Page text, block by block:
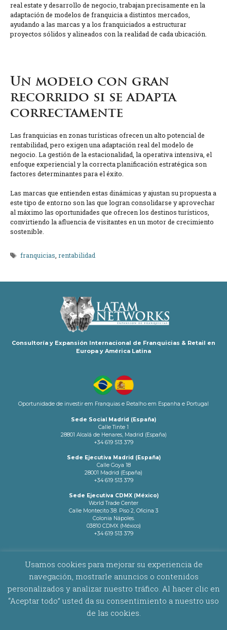
real estate y desarrollo de negocio, trabajan precisamente en la
adaptación de modelos de franquicia a distintos mercados,
ayudando a las marcas y a los franquiciados a estructurar
proyectos sólidos y alineados con la realidad de cada ubicación.
Un modelo con gran
recorrido si se adapta
correctamente
Las franquicias en zonas turísticas ofrecen un alto potencial de
rentabilidad, pero exigen una adaptación real del modelo de
negocio. La gestión de la estacionalidad, la operativa intensiva, el
enfoque experiencial y la correcta planificación estratégica son
factores determinantes para el éxito.
Las marcas que entienden estas dinámicas y ajustan su propuesta a
este tipo de entorno son las que logran consolidarse y aprovechar
al máximo las oportunidades que ofrecen los destinos turísticos,
convirtiendo la afluencia de visitantes en un motor de crecimiento
sostenible.
Etiquetas
franquicias ,rentabilidad
Consultoría y Expansión Internacional de Franquicias & Retail en
Europa y América Latina
Oportunidade de investir em Franquias e Retalho em Espanha e Portugal
Sede Social Madrid (España)
Calle Tinte 1
28801 Alcalá de Henares, Madrid (España)
+34 619 513 379
Sede Ejecutiva Madrid (España)
Calle Goya 18
28001 Madrid (España)
+34 619 513 379
Sede Ejecutiva CDMX (México)
World Trade Center
Calle Montecito 38. Piso 2, Oficina 3
Colonia Nápoles.
03810 CDMX (México)
+34 619 513 379
AVISO LEGAL
Copyright © 2026 Latam Networks. Todos los derechos reservados.
Usamos cookies para mejorar su experiencia de
navegación, mostrarle anuncios o contenidos
personalizados y analizar nuestro tráfico. Al hacer clic en
“Aceptar todo” usted da su consentimiento a nuestro uso
de las cookies.